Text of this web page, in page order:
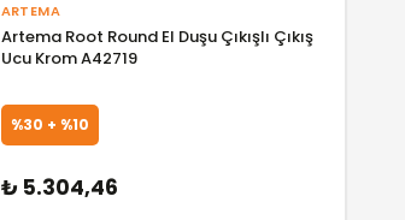
ARTEMA
Artema Root Round El Duşu Çıkışlı Çıkış
Ucu Krom A42719
%30 + %10
₺ 5.304,46